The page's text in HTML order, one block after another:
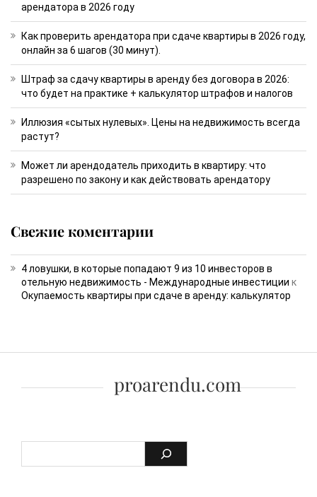
арендатора в 2026 году
Как проверить арендатора при сдаче квартиры в 2026 году,
онлайн за 6 шагов (30 минут).
Штраф за сдачу квартиры в аренду без договора в 2026:
что будет на практике + калькулятор штрафов и налогов
Иллюзия «сытых нулевых». Цены на недвижимость всегда
растут?
Может ли арендодатель приходить в квартиру: что
разрешено по закону и как действовать арендатору
Свежие коментарии
4 ловушки, в которые попадают 9 из 10 инвесторов в
отельную недвижимость - Международные инвестиции к
Окупаемость квартиры при сдаче в аренду: калькулятор
proarendu.com